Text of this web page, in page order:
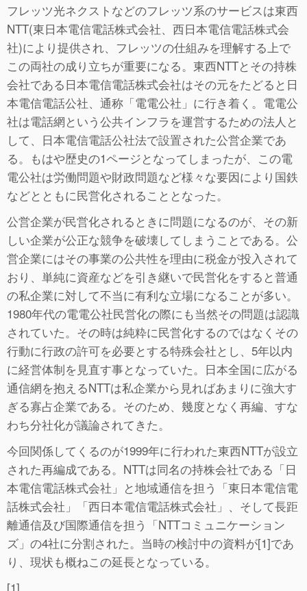
フレッツ光ネクストなどのフレッツ系のサービスは東西
NTT(東日本電信電話株式会社、西日本電信電話株式会
社)により提供され、フレッツの仕組みを理解する上で
この両社の成り立ちが重要になる。東西NTTとその持株
会社である日本電信電話株式会社はその元をたどると日
本電信電話公社、通称「電電公社」に行き着く。電電公
社は電話網という公共インフラを運営するための法人と
して、日本電信電話公社法で設置された公営企業であ
る。もはや歴史の1ページとなってしまったが、この電
電公社は労働問題や財政問題など様々な要因により国鉄
などとともに民営化されることとなった。
公営企業が民営化されるときに問題になるのが、その新
しい企業が公正な競争を破壊してしまうことである。公
営企業にはその事業の公共性を理由に税金が投入されて
おり、単純に資産などを引き継いで民営化をすると普通
の私企業に対して不当に有利な立場になることが多い。
1980年代の電電公社民営化の際にも当然その問題は認識
されていた。その時は純粋に民営化するのではなくその
行動に行政の許可を必要とする特殊会社とし、5年以内
に経営体制を見直す事となっていた。日本全国に広がる
通信網を抱えるNTTは私企業から見ればあまりに強大す
ぎる寡占企業である。そのため、幾度となく再編、すな
わち分社化が議論されてきた。
今回関係してくるのが1999年に行われた東西NTTが設立
された再編成である。NTTは同名の持株会社である「日
本電信電話株式会社」と地域通信を担う「東日本電信電
話株式会社」「西日本電信電話株式会社」、そして長距
離通信及び国際通信を担う「NTTコミュニケーション
ズ」の4社に分割された。当時の検討中の資料が[1]であ
り、現状も概ねこの延長となっている。
[1]